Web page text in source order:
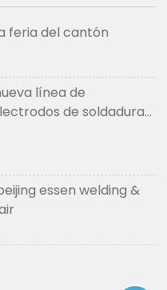
feria del cantón
línea de
de soldadura
essen welding &